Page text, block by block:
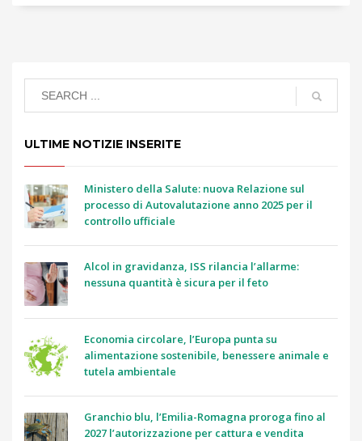
ULTIME NOTIZIE INSERITE
Ministero della Salute: nuova Relazione sul
processo di Autovalutazione anno 2025 per il
controllo ufficiale
Alcol in gravidanza, ISS rilancia l’allarme:
nessuna quantità è sicura per il feto
Economia circolare, l’Europa punta su
alimentazione sostenibile, benessere animale e
tutela ambientale
Granchio blu, l’Emilia-Romagna proroga fino al
2027 l’autorizzazione per cattura e vendita